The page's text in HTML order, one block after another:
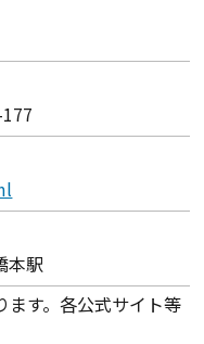
本駅
す。各公式サイト等